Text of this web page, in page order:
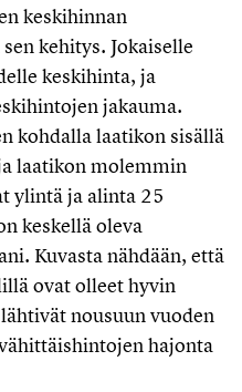
keskihinnan
kehitys. Jokaiselle
keskihinta, ja
jakauma.
kohdalla laatikon sisällä
laatikon molemmin
ylintä ja alinta 25
keskellä oleva
Kuvasta nähdään, että
ovat olleet hyvin
nousuun vuoden
hajonta